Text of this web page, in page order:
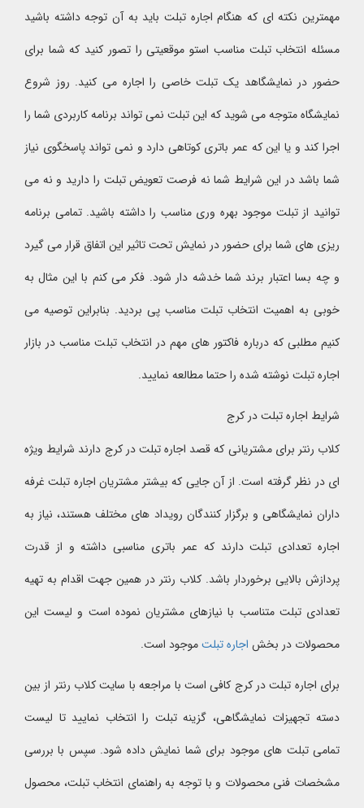
مهمترین نکته ای که هنگام اجاره تبلت باید به آن توجه داشته باشید
مسئله انتخاب تبلت مناسب استو موقعیتی را تصور کنید که شما برای
حضور در نمایشگاهد یک تبلت خاصی را اجاره می کنید. روز شروع
نمایشگاه متوجه می شوید که این تبلت نمی تواند برنامه کاربردی شما را
اجرا کند و یا این که عمر باتری کوتاهی دارد و نمی تواند پاسخگوی نیاز
شما باشد در این شرایط شما نه فرصت تعویض تبلت را دارید و نه می
توانید از تبلت موجود بهره وری مناسب را داشته باشید. تمامی برنامه
ریزی های شما برای حضور در نمایش تحت تاثیر این اتفاق قرار می گیرد
و چه بسا اعتبار برند شما خدشه دار شود. فکر می کنم با این مثال به
خوبی به اهمیت انتخاب تبلت مناسب پی بردید. بنابراین توصیه می
کنیم مطلبی که درباره فاکتور های مهم در انتخاب تبلت مناسب در بازار
اجاره تبلت نوشته شده را حتما مطالعه نمایید.
شرایط اجاره تبلت در کرج
کلاب رنتر برای مشتریانی که قصد اجاره تبلت در کرج دارند شرایط ویژه
ای در نظر گرفته است. از آن جایی که بیشتر مشتریان اجاره تبلت غرفه
داران نمایشگاهی و برگزار کنندگان رویداد های مختلف هستند، نیاز به
اجاره تعدادی تبلت دارند که عمر باتری مناسبی داشته و از قدرت
پردازش بالایی برخوردار باشد. کلاب رنتر در همین جهت اقدام به تهیه
تعدادی تبلت متناسب با نیازهای مشتریان نموده است و لیست این
محصولات در بخش اجاره تبلتموجود است.
برای اجاره تبلت در کرج کافی است با مراجعه با سایت کلاب رنتر از بین
دسته تجهیزات نمایشگاهی، گزینه تبلت را انتخاب نمایید تا لیست
تمامی تبلت های موجود برای شما نمایش داده شود. سپس با بررسی
مشخصات فنی محصولات و با توجه به راهنمای انتخاب تبلت، محصول